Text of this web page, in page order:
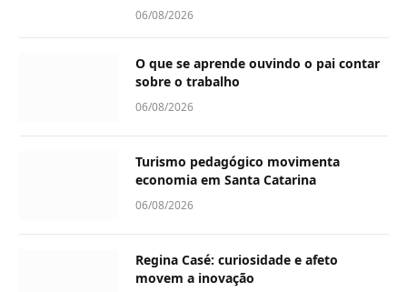
06/08/2026
O que se aprende ouvindo o pai contar
sobre o trabalho
06/08/2026
Turismo pedagógico movimenta
economia em Santa Catarina
06/08/2026
Regina Casé: curiosidade e afeto
movem a inovação